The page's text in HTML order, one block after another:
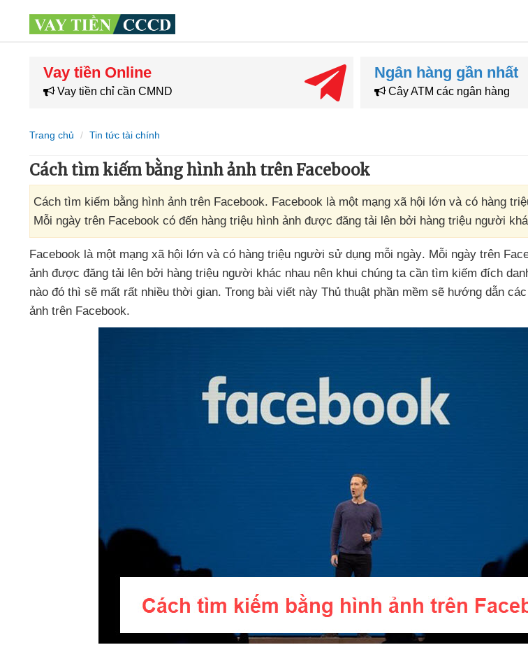
Vay tiền Online
Vay tiền chỉ cần CMND
Ngân hàng gần nhất
Cây ATM các ngân hàng
Trang chủ Tin tức tài chính
Cách tìm kiếm bằng hình ảnh trên Facebook
Cách tìm kiếm bằng hình ảnh trên Facebook. Facebook là một mạng xã hội lớn và có hàng
Mỗi ngày trên Facebook có đến hàng triệu hình ảnh được đăng tải lên bởi hàng triệu người
Facebook là một mạng xã hội lớn và có hàng triệu người sử dụng mỗi ngày. Mỗi ngày trên
ảnh được đăng tải lên bởi hàng triệu người khác nhau nên khui chúng ta cần tìm kiếm đích
nào đó thì sẽ mất rất nhiều thời gian. Trong bài viết này Thủ thuật phần mềm sẽ hướng dẫn
ảnh trên Facebook.